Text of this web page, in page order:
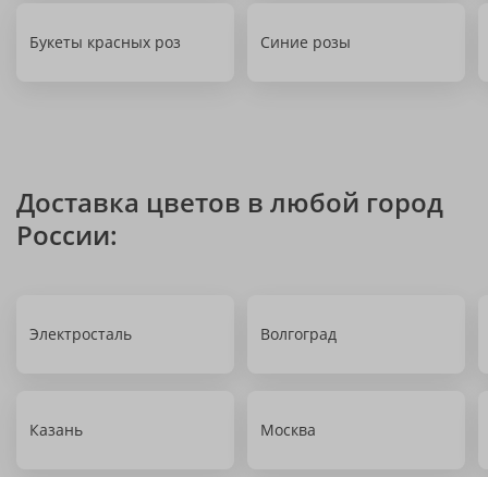
Букеты красных роз Синие розы
Доставка цветов в любой город
России:
Электросталь Волгоград
Казань Москва